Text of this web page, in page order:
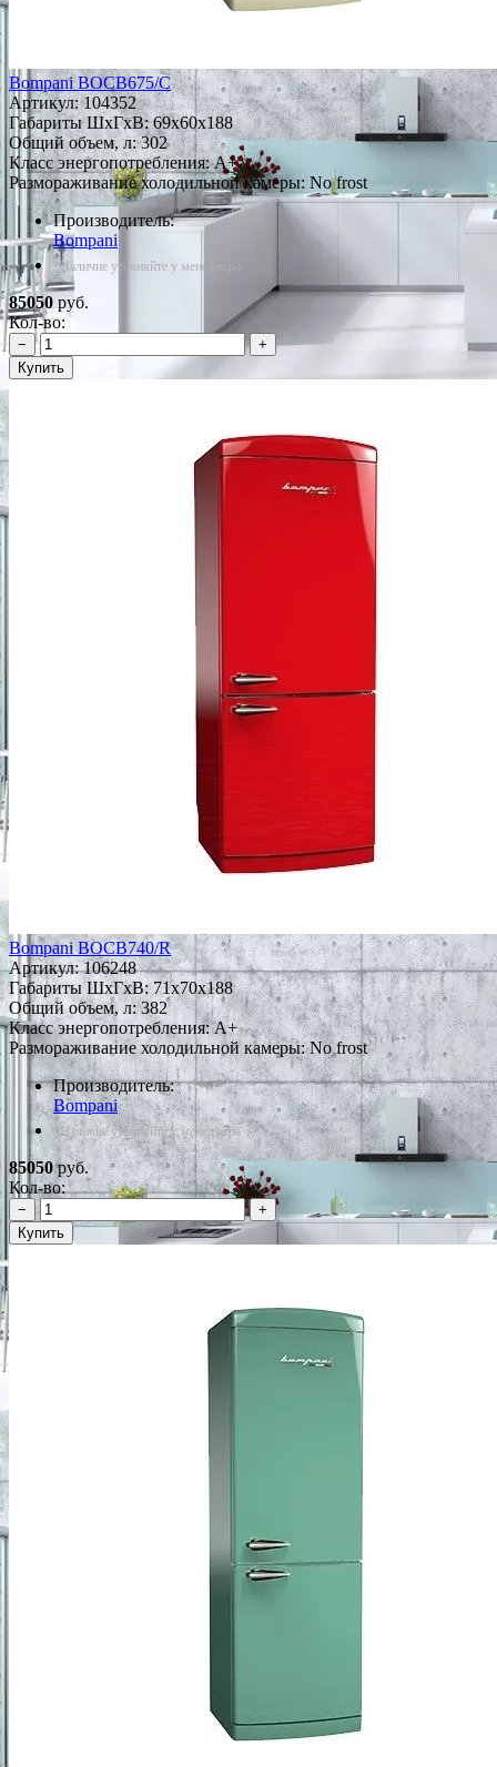
Bompani BOCB675/C
Артикул:104352
Габариты ШxГxВ: 69x60x188
Общий объем, л: 302
Класс энергопотребления: A+
Размораживание холодильной камеры: No frost
Производитель:
Bompani
*Наличие уточняйте у менеджера
85050 руб.
Кол-во:
−
+
Купить
Bompani BOCB740/R
Артикул:106248
Габариты ШxГxВ: 71x70x188
Общий объем, л: 382
Класс энергопотребления: A+
Размораживание холодильной камеры: No frost
Производитель:
Bompani
*Наличие уточняйте у менеджера
85050руб.
Кол-во:
−
+
Купить